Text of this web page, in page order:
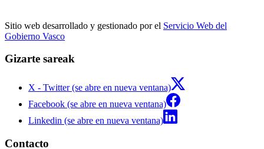
Sitio web desarrollado y gestionado por el Servicio Web del
Gobierno Vasco
Gizarte sareak
X - Twitter (se abre en nueva ventana)
Facebook (se abre en nueva ventana)
Linkedin (se abre en nueva ventana)
Contacto